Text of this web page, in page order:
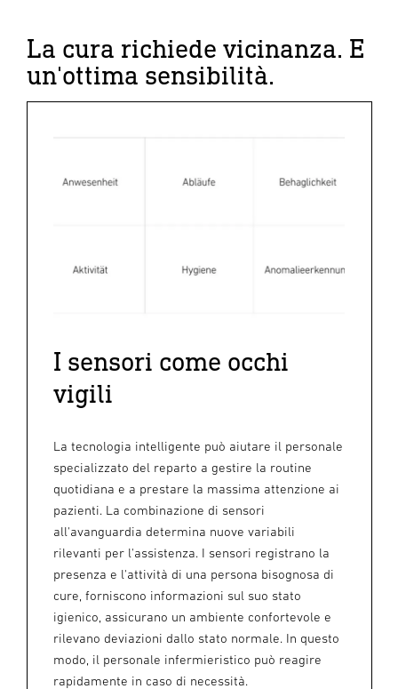
La cura richiede vicinanza. E
un'ottima sensibilità.
I sensori come occhi
vigili
La tecnologia intelligente può aiutare il personale
specializzato del reparto a gestire la routine
quotidiana e a prestare la massima attenzione ai
pazienti. La combinazione di sensori
all'avanguardia determina nuove variabili
rilevanti per l'assistenza. I sensori registrano la
presenza e l'attività di una persona bisognosa di
cure, forniscono informazioni sul suo stato
igienico, assicurano un ambiente confortevole e
rilevano deviazioni dallo stato normale. In questo
modo, il personale infermieristico può reagire
rapidamente in caso di necessità.